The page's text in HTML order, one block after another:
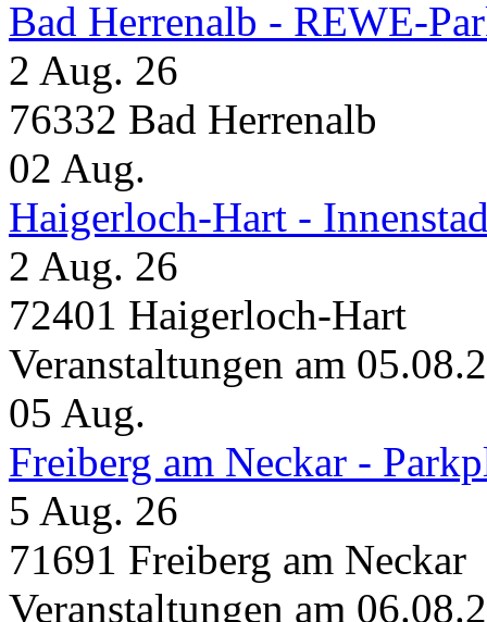
Bad Herrenalb - REWE-
2 Aug. 26
76332 Bad Herrenalb
02 Aug.
Haigerloch-Hart -
2 Aug. 26
72401 Haigerloch-Hart
Veranstaltungen am
05 Aug.
Freiberg am Neckar -
5 Aug. 26
71691 Freiberg am Neckar
Veranstaltungen am